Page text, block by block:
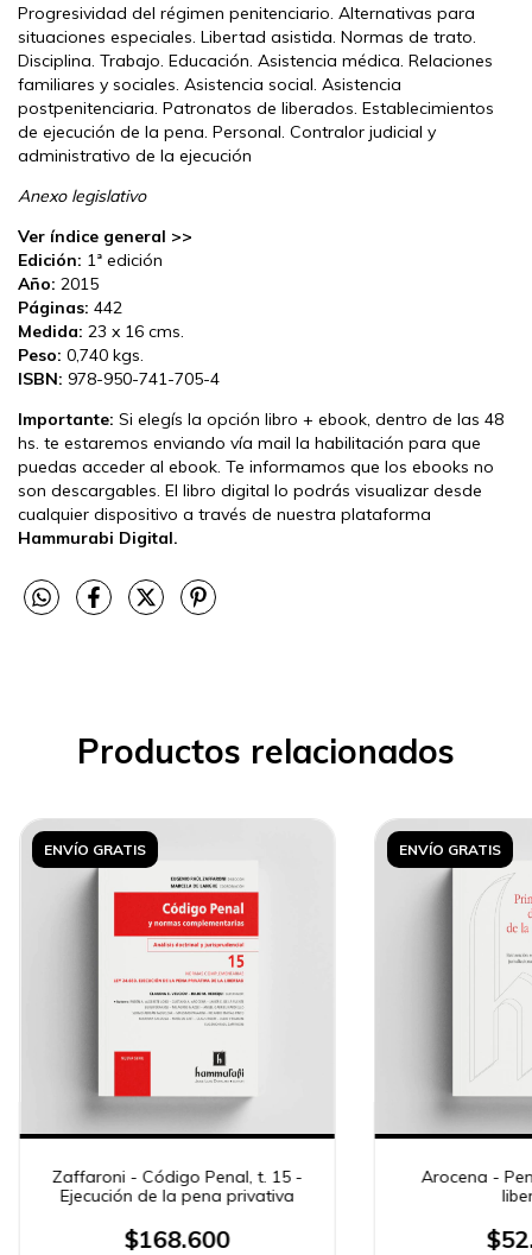
Progresividad del régimen penitenciario. Alternativas para
situaciones especiales. Libertad asistida. Normas de trato.
Disciplina. Trabajo. Educación. Asistencia médica. Relaciones
familiares y sociales. Asistencia social. Asistencia
postpenitenciaria. Patronatos de liberados. Establecimientos
de ejecución de la pena. Personal. Contralor judicial y
administrativo de la ejecución
Anexo legislativo
Ver índice general >>
Edición: 1ª edición
Año: 2015
Páginas: 442
Medida: 23 x 16 cms.
Peso: 0,740 kgs.
ISBN: 978-950-741-705-4
Importante: Si elegís la opción libro + ebook, dentro de las 48
hs. te estaremos enviando vía mail la habilitación para que
puedas acceder al ebook. Te informamos que los ebooks no
son descargables. El libro digital lo podrás visualizar desde
cualquier dispositivo a través de nuestra plataforma
Hammurabi Digital.
Productos relacionados
ENVÍO GRATIS
Zaffaroni - Código Penal, t. 15 -
Ejecución de la pena privativa
$168.600
ENVÍO GRATIS
Arocena -